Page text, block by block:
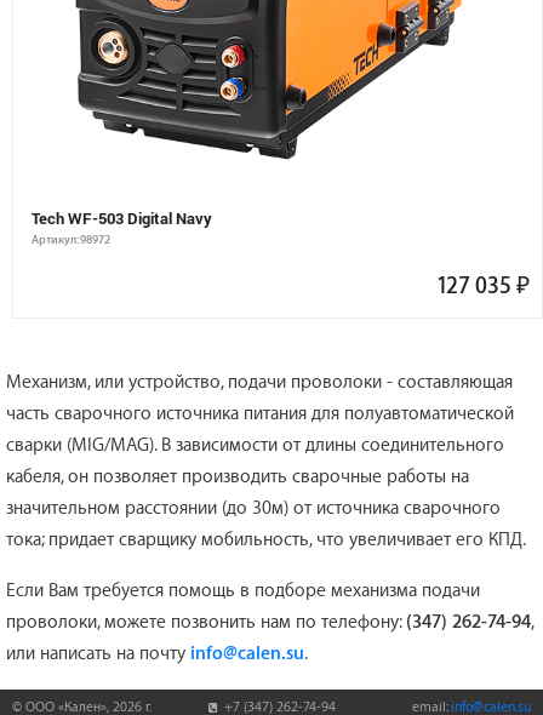
Tech WF-503 Digital Navy
Артикул: 98972
127 035 ₽
Механизм, или устройство, подачи проволоки - составляющая
часть сварочного источника питания для полуавтоматической
сварки (MIG/MAG). В зависимости от длины соединительного
кабеля, он позволяет производить сварочные работы на
значительном расстоянии (до 30м) от источника сварочного
тока; придает сварщику мобильность, что увеличивает его КПД.
Если Вам требуется помощь в подборе механизма подачи
проволоки, можете позвонить нам по телефону: (347) 262-74-94,
или написать на почту info@calen.su.
© ООО «Кален», 2026 г. +7 (347) 262-74-94 email: info@calen.su